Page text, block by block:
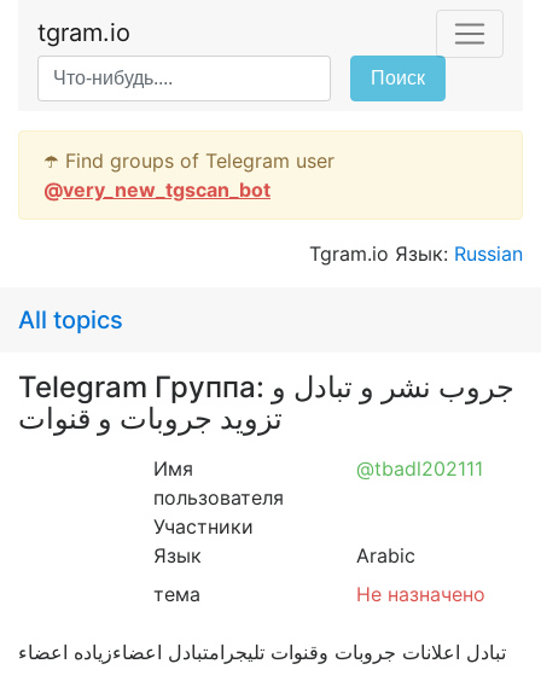
tgram.io
Поиск
☂️ Find groups of Telegram user
@very_new_tgscan_bot
Tgram.io Язык: Russian
All topics
Telegram Группа: جروب نشر و تبادل و
تزويد جروبات و قنوات
Имя
пользователя
@tbadl202111
Участники
Язык
Arabic
тема
Не назначено
تبادل اعلانات جروبات وقنوات تليجرامتبادل اعضاءزياده اعضاء